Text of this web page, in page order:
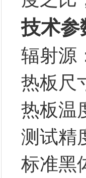
技术参
辐射源
热板尺
热板温
测试精
标准黑